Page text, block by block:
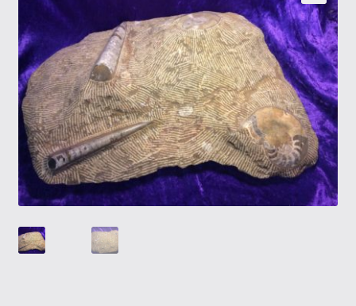
Myymälät
Oma tili
Ostoskori
Tietosuojaseloste
Tuotteet
Yritysinfo